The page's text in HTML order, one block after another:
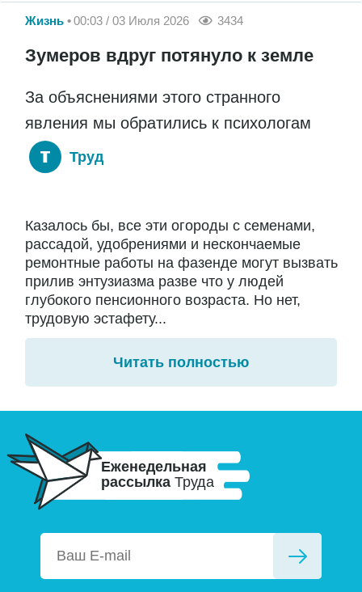
Жизнь 00:03 / 03 Июля 2026 3434
Зумеров вдруг потянуло к земле
За объяснениями этого странного
явления мы обратились к психологам
Труд
Казалось бы, все эти огороды с семенами,
рассадой, удобрениями и нескончаемые
ремонтные работы на фазенде могут вызвать
прилив энтузиазма разве что у людей
глубокого пенсионного возраста. Но нет,
трудовую эстафету...
Читать полностью
Еженедельная
рассылка Труда